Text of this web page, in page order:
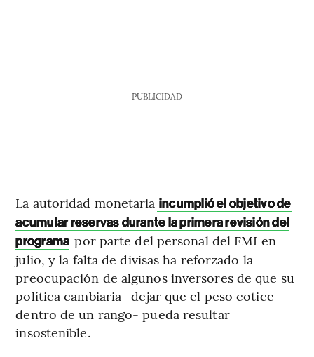
PUBLICIDAD
La autoridad monetaria incumplió el objetivo de
acumular reservas durante la primera revisión del
programa por parte del personal del FMI en
julio, y la falta de divisas ha reforzado la
preocupación de algunos inversores de que su
política cambiaria -dejar que el peso cotice
dentro de un rango- pueda resultar
insostenible.